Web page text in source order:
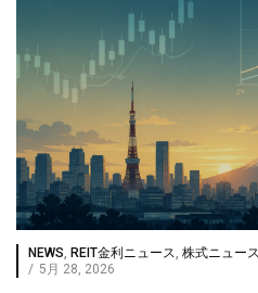
NEWS, REIT金利ニュース, 株式ニュース
/ 5月 28, 2026